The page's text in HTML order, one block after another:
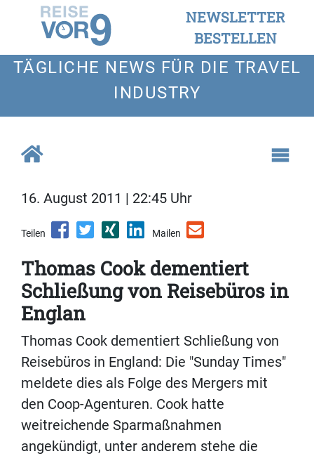
NEWSLETTER
BESTELLEN
TÄGLICHE NEWS FÜR DIE TRAVEL
INDUSTRY
16. August 2011 | 22:45 Uhr
Teilen Mailen
Thomas Cook dementiert
Schließung von Reisebüros in
Englan
Thomas Cook dementiert Schließung von
Reisebüros in England: Die "Sunday Times"
meldete dies als Folge des Mergers mit
den Coop-Agenturen. Cook hatte
weitreichende Sparmaßnahmen
angekündigt, unter anderem stehe die